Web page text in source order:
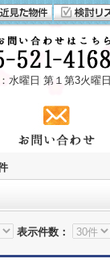
水曜日 第１第3火曜日
表示件数：